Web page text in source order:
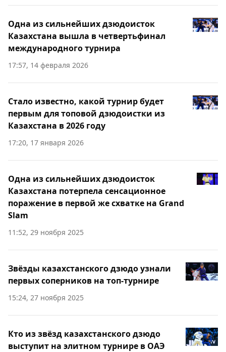
Одна из сильнейших дзюдоисток
Казахстана вышла в четвертьфинал
международного турнира
17:57, 14 февраля 2026
Стало известно, какой турнир будет
первым для топовой дзюдоистки из
Казахстана в 2026 году
17:20, 17 января 2026
Одна из сильнейших дзюдоисток
Казахстана потерпела сенсационное
поражение в первой же схватке на Grand
Slam
11:52, 29 ноября 2025
Звёзды казахстанского дзюдо узнали
первых соперников на топ-турнире
15:24, 27 ноября 2025
Кто из звёзд казахстанского дзюдо
выступит на элитном турнире в ОАЭ